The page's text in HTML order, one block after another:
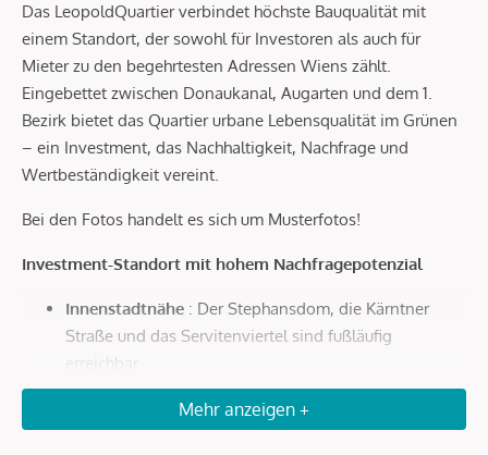
Das LeopoldQuartier verbindet höchste Bauqualität mit
einem Standort, der sowohl für Investoren als auch für
Mieter zu den begehrtesten Adressen Wiens zählt.
Eingebettet zwischen Donaukanal, Augarten und dem 1.
Bezirk bietet das Quartier urbane Lebensqualität im Grünen
– ein Investment, das Nachhaltigkeit, Nachfrage und
Wertbeständigkeit vereint.
Bei den Fotos handelt es sich um Musterfotos!
Investment-Standort mit hohem Nachfragepotenzial
Innenstadtnähe : Der Stephansdom, die Kärntner
Straße und das Servitenviertel sind fußläufig
erreichbar.
Optimale Anbindung: In wenigen Minuten zur U4
Roßauer Lände, zum Hauptbahnhof und in nur 20
Mehr anzeigen +